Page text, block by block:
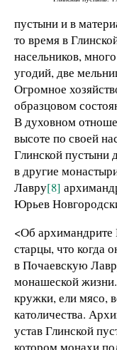
пустыни и в
то время в
насельников,
угодий, две
Огромное
образцовом
В духовном
высоте по своей
Глинской пустыни
в другие
Лавру[8]
Юрьев
<Об архимандрите
старцы, что когда
в Почаевскую
монашеской
кружки, ели мясо,
католичества.
устав Глинской